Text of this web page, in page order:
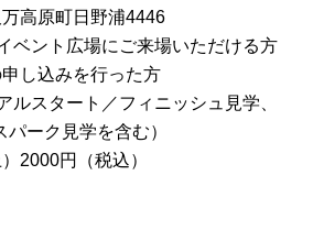
高原町日野浦4446
ベント広場にご来場いただける方
し込みを行った方
ルスタート／フィニッシュ見学、
ーク見学を含む）
2000円（税込）